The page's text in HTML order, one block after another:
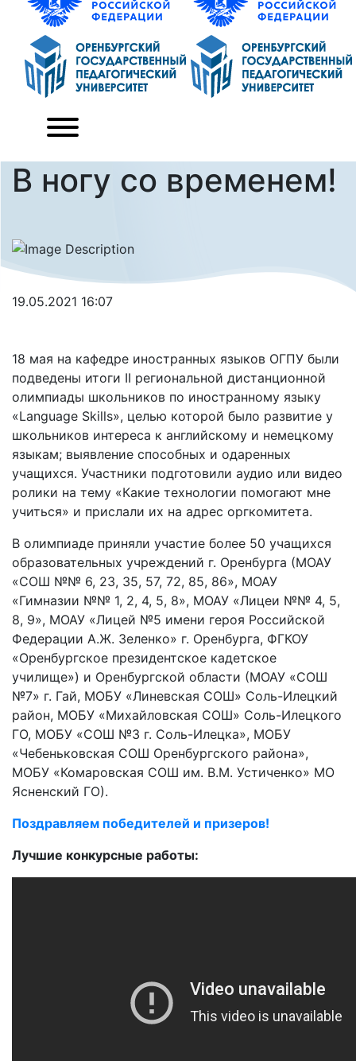
В ногу со временем!
19.05.2021 16:07
18 мая на кафедре иностранных языков ОГПУ были
подведены итоги II региональной дистанционной
олимпиады школьников по иностранному языку
«Language Skills», целью которой было развитие у
школьников интереса к английскому и немецкому
языкам; выявление способных и одаренных
учащихся. Участники подготовили аудио или видео
ролики на тему «Какие технологии помогают мне
учиться» и прислали их на адрес оргкомитета.
В олимпиаде приняли участие более 50 учащихся
образовательных учреждений г. Оренбурга (МОАУ
«СОШ №№ 6, 23, 35, 57, 72, 85, 86», МОАУ
«Гимназии №№ 1, 2, 4, 5, 8», МОАУ «Лицеи №№ 4, 5,
8, 9», МОАУ «Лицей №5 имени героя Российской
Федерации А.Ж. Зеленко» г. Оренбурга, ФГКОУ
«Оренбургское президентское кадетское
училище») и Оренбургской области (МОАУ «СОШ
№7» г. Гай, МОБУ «Линевская СОШ» Соль-Илецкий
район, МОБУ «Михайловская СОШ» Соль-Илецкого
ГО, МОБУ «СОШ №3 г. Соль-Илецка», МОБУ
«Чебеньковская СОШ Оренбургского района»,
МОБУ «Комаровская СОШ им. В.М. Устиченко» МО
Ясненский ГО).
Поздравляем победителей и призеров!
Лучшие конкурсные работы: